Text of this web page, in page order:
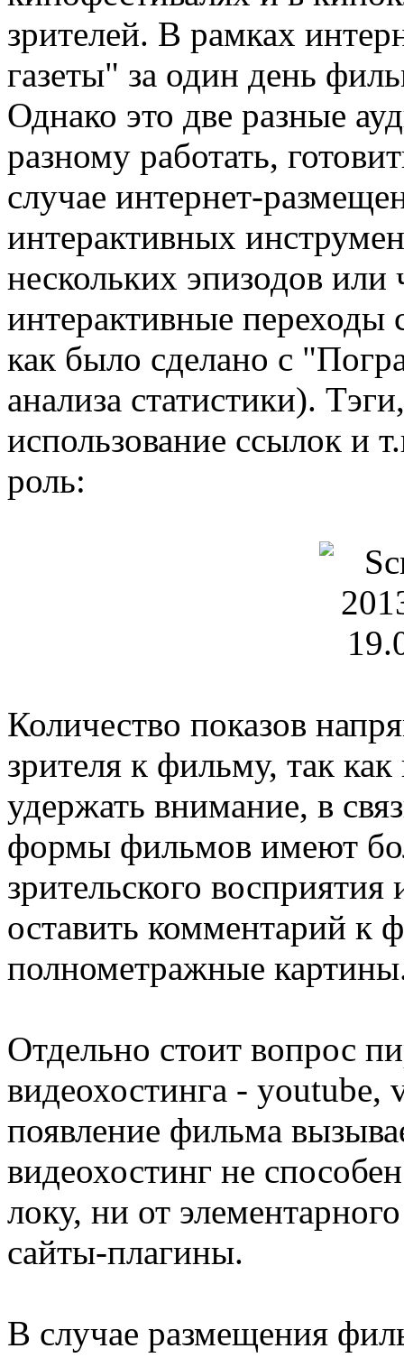
зрителей. В рамках
газеты" за один день
Однако это две разные
разному работать,
случае интернет-
интерактивных
нескольких эпизодов или
интерактивные
как было сделано с
анализа статистики).
использование ссылок и
роль:
Количество показов
зрителя к фильму, так
удержать внимание, в
формы фильмов имеют
зрительского
оставить комментарий к
полнометражные
Отдельно стоит вопрос
видеохостинга - youtube,
появление фильма
видеохостинг не
локу, ни от
сайты-плагины.
В случае размещения